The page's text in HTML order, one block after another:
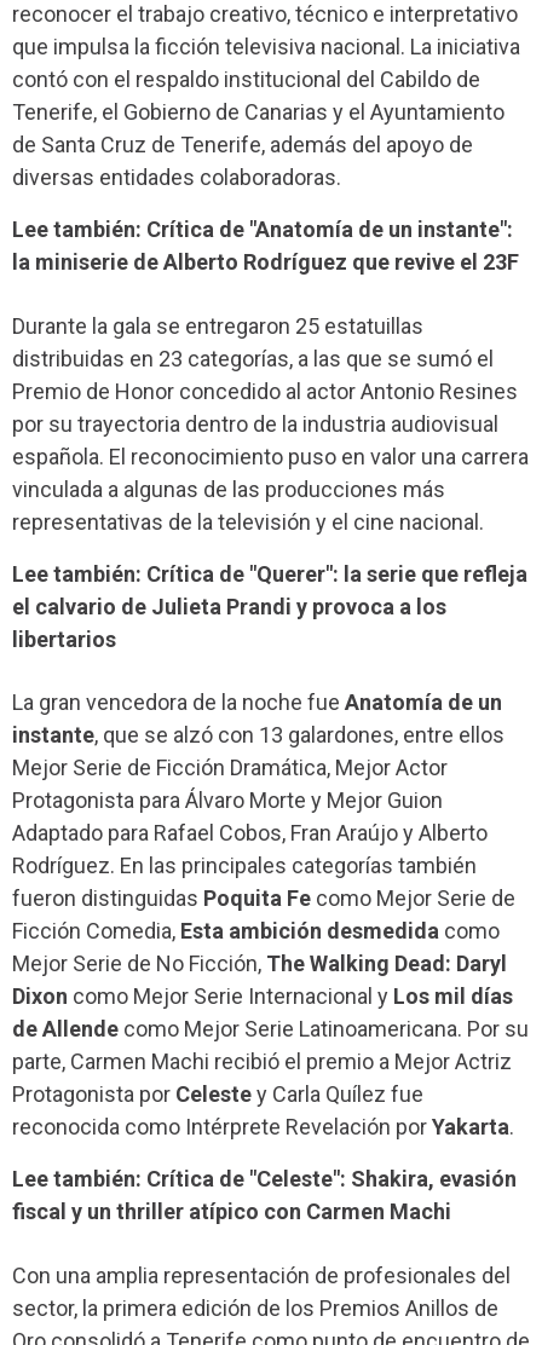
reconocer el trabajo creativo, técnico e interpretativo
que impulsa la ficción televisiva nacional. La iniciativa
contó con el respaldo institucional del Cabildo de
Tenerife, el Gobierno de Canarias y el Ayuntamiento
de Santa Cruz de Tenerife, además del apoyo de
diversas entidades colaboradoras.
Lee también: Crítica de "Anatomía de un instante":
la miniserie de Alberto Rodríguez que revive el 23F
Durante la gala se entregaron 25 estatuillas
distribuidas en 23 categorías, a las que se sumó el
Premio de Honor concedido al actor Antonio Resines
por su trayectoria dentro de la industria audiovisual
española. El reconocimiento puso en valor una carrera
vinculada a algunas de las producciones más
representativas de la televisión y el cine nacional.
Lee también: Crítica de "Querer": la serie que refleja
el calvario de Julieta Prandi y provoca a los
libertarios
La gran vencedora de la noche fue Anatomía de un
instante, que se alzó con 13 galardones, entre ellos
Mejor Serie de Ficción Dramática, Mejor Actor
Protagonista para Álvaro Morte y Mejor Guion
Adaptado para Rafael Cobos, Fran Araújo y Alberto
Rodríguez. En las principales categorías también
fueron distinguidas Poquita Fe como Mejor Serie de
Ficción Comedia, Esta ambición desmedida como
Mejor Serie de No Ficción, The Walking Dead: Daryl
Dixon como Mejor Serie Internacional y Los mil días
de Allende como Mejor Serie Latinoamericana. Por su
parte, Carmen Machi recibió el premio a Mejor Actriz
Protagonista por Celestey Carla Quílez fue
reconocida como Intérprete Revelación porYakarta.
Lee también: Crítica de "Celeste": Shakira, evasión
fiscal y un thriller atípico con Carmen Machi
Con una amplia representación de profesionales del
sector, la primera edición de los Premios Anillos de